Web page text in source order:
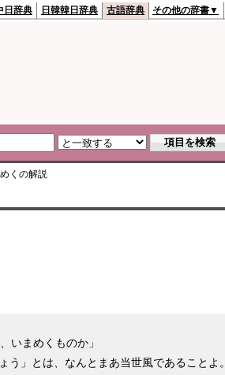
日辞典 日韓韓日辞典 古語辞典 その他の辞書▼
く の解説
いまめくものか」
う」とは、なんとまあ当世風であることよ。